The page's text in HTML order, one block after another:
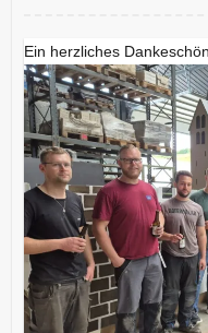
Ein herzliches